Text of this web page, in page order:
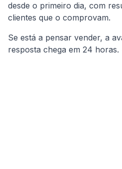
desde o primeiro dia, com
clientes que o comprovam.
Se está a pensar vender, a
resposta chega em 24 horas.